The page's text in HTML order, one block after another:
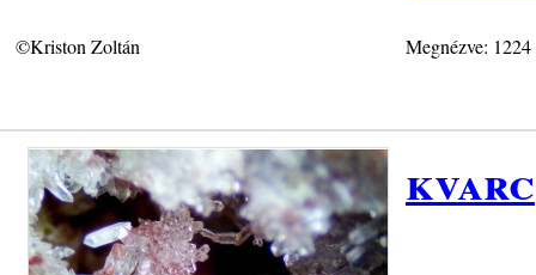
©Kriston Zoltán Megnézve:
kvarc